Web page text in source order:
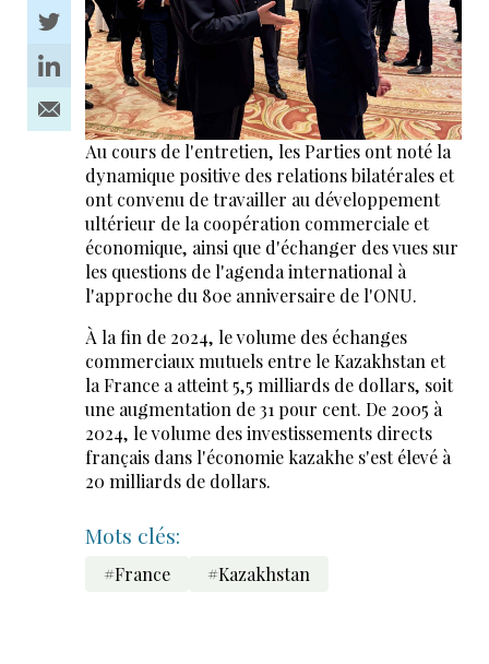
Au cours de l'entretien, les Parties ont noté la
dynamique positive des relations bilatérales et
ont convenu de travailler au développement
ultérieur de la coopération commerciale et
économique, ainsi que d'échanger des vues sur
les questions de l'agenda international à
l'approche du 80e anniversaire de l'ONU.
À la fin de 2024, le volume des échanges
commerciaux mutuels entre le Kazakhstan et
la France a atteint 5,5 milliards de dollars, soit
une augmentation de 31 pour cent. De 2005 à
2024, le volume des investissements directs
français dans l'économie kazakhe s'est élevé à
20 milliards de dollars.
Mots clés:
#France #Kazakhstan